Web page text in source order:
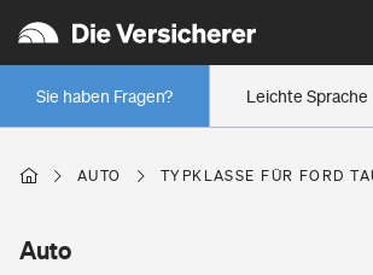
Leichte Sprache
Sie haben Fragen?
Wer versichert was: Jetzt Versicherer finden
Regionalklassen: So ist Ihre Region
Wer versichert was: Jetzt Versicherer finden
AUTO TYPKLASSE FÜR FORD
Auto